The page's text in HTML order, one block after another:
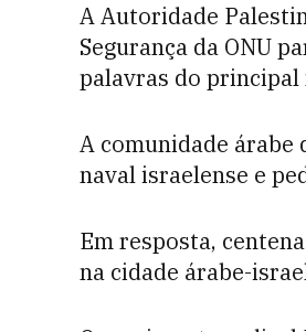
A Autoridade
Segurança da ONU
palavras do principal
A comunidade árabe
naval israelense e
Em resposta,
na cidade árabe-